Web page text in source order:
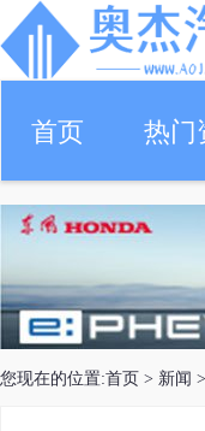
首页 热门
您现在的位置:首页 > 新闻